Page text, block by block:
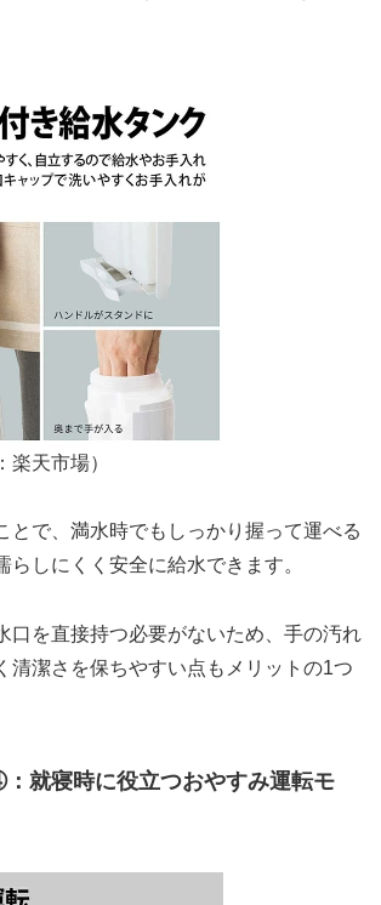
楽天市場）
とで、満水時でもしっかり握って運べる
らしにくく安全に給水できます。
口を直接持つ必要がないため、手の汚れ
清潔さを保ちやすい点もメリットの1つ
就寝時に役立つおやすみ運転モ